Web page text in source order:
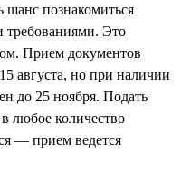
познакомиться
требованиями. Это
Прием документов
августа, но при наличии
до 25 ноября. Подать
любое количество
— прием ведется